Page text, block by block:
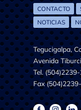
CONTACTO
NOTICIAS
Tegucigalpa,
Avenida
Tel.
Fax